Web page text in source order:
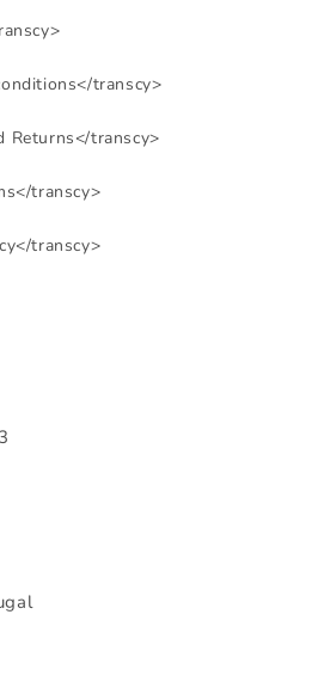
transcy>
Returns</transcy>
transcy>
transcy>